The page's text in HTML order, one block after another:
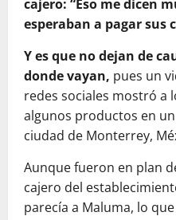
cajero: “Eso me dicen
esperaban a pagar sus
Y es que no dejan de
donde vayan, pues un
redes sociales mostró a
algunos productos en
ciudad de Monterrey,
Aunque fueron en plan
cajero del
parecía a Maluma, lo